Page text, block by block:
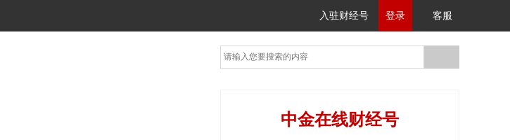
入驻财经号 登录 客服
中金在线财经号